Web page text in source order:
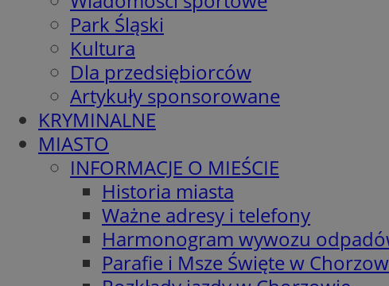
Park Śląski
Kultura
Dla przedsiębiorców
Artykuły sponsorowane
KRYMINALNE
MIASTO
INFORMACJE O MIEŚCIE
Historia miasta
Ważne adresy i telefony
Harmonogram wywozu
Parafie i Msze Święte w